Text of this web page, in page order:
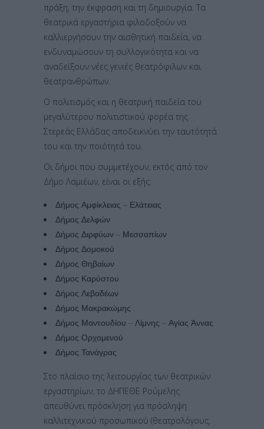
πράξη, την έκφραση και τη δημιουργία. Τα
θεατρικά εργαστήρια φιλοδοξούν να
καλλιεργήσουν την αισθητική παιδεία, να
ενδυναμώσουν τη συλλογικότητα και να
αναδείξουν νέες γενιές θεατρόφιλων και
θεατρανθρώπων.
Ο πολιτισμός και η θεατρική παιδεία του
μεγαλύτερου πολιτιστικού φορέα της
Στερεάς Ελλάδας αποδεικνύει την ταυτότητά
του και την ποιότητά του.
Οι δήμοι που συμμετέχουν, εκτός από τον
Δήμο Λαμιέων, είναι οι εξής:
Δήμος Αμφίκλειας – Ελάτειας
Δήμος Δελφών
Δήμος Διρφύων – Μεσσαπίων
Δήμος Δομοκού
Δήμος Θηβαίων
Δήμος Καρύστου
Δήμος Λεβαδέων
Δήμος Μακρακώμης
Δήμος Μαντουδίου – Λίμνης – Αγίας Άννας
Δήμος Ορχομενού
Δήμος Τανάγρας
Στο πλαίσιο της λειτουργίας των θεατρικών
εργαστηρίων, το ΔΗΠΕΘΕ Ρούμελης
απευθύνει πρόσκληση για πρόσληψη
καλλιτεχνικού προσωπικού (θεατρολόγους,